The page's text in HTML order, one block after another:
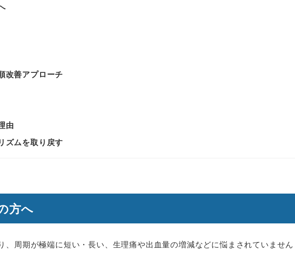
改善アプローチ
由
ズムを取り戻す
方へ
、周期が極端に短い・長い、生理痛や出血量の増減などに悩まされていません